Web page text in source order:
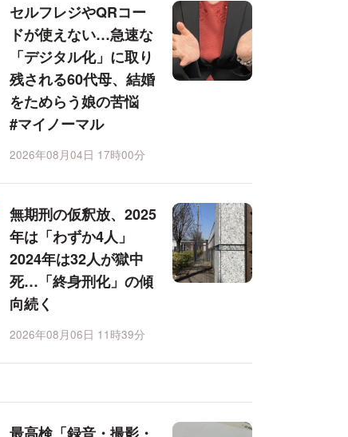
セルフレジやQRコー
ドが使えない…急速な
「デジタル化」に取り
残される60代母、結婚
をためらう娘の苦悩
#マイノーマル
2026年08月04日 17時00分
無期刑の仮釈放、2025
年は「わずか4人」
2024年は32人が獄中
死…「終身刑化」の傾
向続く
2026年08月06日 11時39分
最高検「録音・撮影・